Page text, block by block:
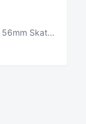
Orbs Specters 99a Coral Black 56mm Skateboard Wheels